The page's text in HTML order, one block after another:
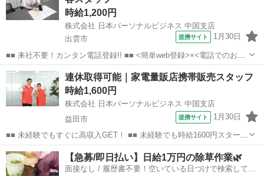
時給1,200円
株式会社 日本パーソナルビジネス 中国支店
出雲市
提携サイト 1月30日
■■ 来社不要！カンタン電話登録!! ■■ <簡単web登録>×<電話でのお仕
事紹介> で、来社なくお仕事探しが可能です♪ 基本情報を入力したら
電話で希望を伝えるだけでOK★ 営業、ラウンダー、事務のお仕事も
あります♪ ご希...
島根 出雲市 店長
連休取得可能｜家電量販店携帯販売スタッフ
時給1,600円
株式会社 日本パーソナルビジネス 中国支店
益田市
提携サイト 1月30日
■■ 未経験でもすぐに高収入GET！ ■■ 未経験でも時給1600円スタート
なので、すぐに高収入!! 社員登用制度もあるので、ゆくゆくは社員に
なんてキャリアアップも目指せます!! ■■ 来社不要！カンタン電話登
録!! ■■...
島根 益田市 店長
【急募/即日払い】日給1万円の除草作業🌿
面接なし / 履歴書不要！空いている日づけで検索して即